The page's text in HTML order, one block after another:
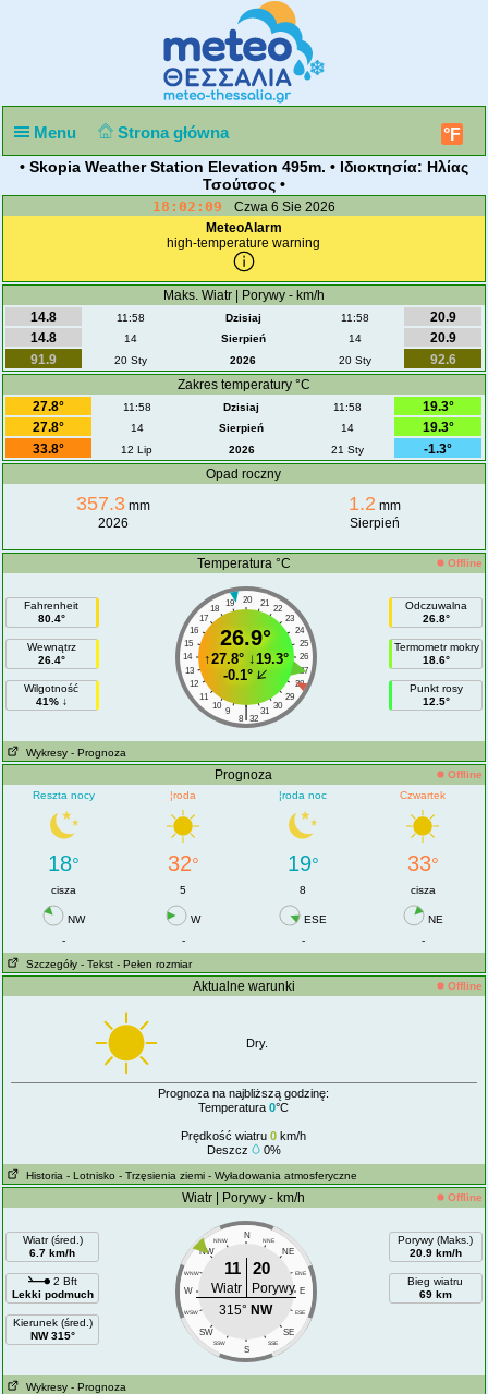
Menu Strona główna °F
• Skopia Weather Station Elevation 495m. • Ιδιοκτησία: Ηλίας
Τσούτσος •
18:02:09
Czwa 6 Sie 2026
MeteoAlarm
high-temperature warning
Maks. Wiatr | Porywy - km/h
14.8
11:58 Dzisiaj 11:58
20.9
14.8
14 Sierpień 14
20.9
91.9
20 Sty 2026 20 Sty
92.6
Zakres temperatury °C
27.8°
11:58 Dzisiaj 11:58
19.3°
27.8°
14 Sierpień 14
19.3°
33.8°
12 Lip 2026 21 Sty
-1.3°
Opad roczny
357.3 mm
2026
1.2 mm
Sierpień
Temperatura °C Offline
Fahrenheit
80.4°
Wewnątrz
26.4°
Wilgotność
41% ↓
20
19 21
18
22
17
23
16
24
15
25
14
26
13
27
12
28
11
29
10
30
9 31
|
8 32
26.9°
↑27.8°↓19.3°
-0.1°
Odczuwalna
26.8°
Termometr mokry
18.6°
Punkt rosy
12.5°
Wykresy - Prognoza
Prognoza
Offline
Reszta nocy
¦roda ¦roda noc Czwartek
18° 32° 19° 33°
cisza 5 8 cisza
NW W ESE
NE
-
- -
-
Szczegóły - Tekst - Pełen rozmiar
Aktualne warunki Offline
Dry.
Prognoza na najbliższą godzinę:
Temperatura0°C
Prędkość wiatru 0 km/h
Deszcz
0%
Historia - Lotnisko - Trzęsienia ziemi - Wyładowania atmosferyczne
Wiatr | Porywy - km/h Offline
Wiatr (śred.)
6.7 km/h
2 Bft
Lekki podmuch
Kierunek (śred.)
NW 315°
N
NNW NNE
NW NE
WNW ENE
W E
WSW ESE
SW SE
SSW SSE
S
11 20
Wiatr
Porywy
315° NW
Porywy (Maks.)
20.9 km/h
Bieg wiatru
69 km
Wykresy - Prognoza